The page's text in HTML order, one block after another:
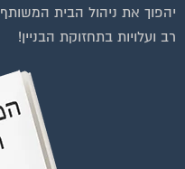
וועדי בתים ודיירים